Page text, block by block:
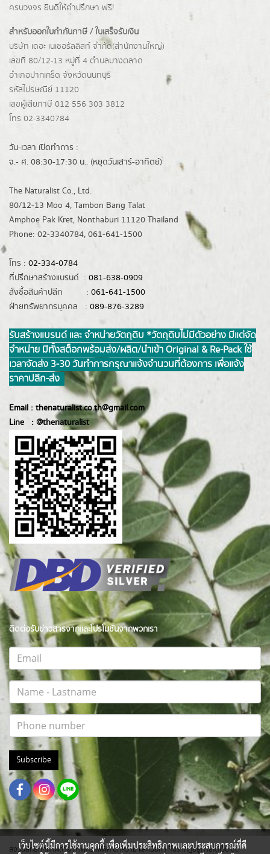
ครบวงจร ยินดีให้คำปรึกษา ฟรี!
สำหรับออกใบกำกับภาษี / ใบเสร็จรับเงิน
บริษัท เดอะ เนเชอรัลลิสท์ จำกัด(ส่านักงานใหญ่)
เลขที่ 80/12-13 หมู่ที่ 4 ตำบลบางตลาด
อำเภอปากเกร็ด จังหวัดนนทบุรี
รหัสไปรษณีย์ 11120
เลขผู้เสียภาษี 012 556 303 3812
โทร 02-3340784
วัน-เวลา เปิดทำการ :
จ.- ศ. 08:30-17:30 น.. (หยุดวันเสาร์-อาทิตย์)
The Naturalist Co., Ltd.
80/12-13 Moo 4, Tambon Bang Talat
Amphoe Pak Kret, Nonthaburi 11120 Thailand
Phone: 02-3340784, 061-641-1500
โทร : 02-334-0784
ที่ปรึกษาสร้างแบรนด์ : 081-638-0909
สั่งซื้อสินค้าปลีก : 061-641-1500
ฝ่ายทรัพยากรบุคคล : 089-876-3289
รับสร้างแบรนด์ และ จำหน่ายวัตถุดิบ *วัตถุดิบไม่มีตัวอย่าง มีแต่จัด
จำหน่าย มีทั้งสต็อกพร้อมส่ง/ผลิต/นำเข้า Original & Re-Pack ใช้
เวลาจัดส่ง 3-30 วันทำการ กรุณาแจ้งจำนวนที่ต้องการ เพื่อแจ้ง
ราคาปลีก-ส่ง
Email : thenaturalist.co.th@gmail.com
Line : @thenaturalist
ติดต่อรับข่าวสารจากและโปรโมชั่นจากพวกเรา
Subscribe
สงวนสิทธิ์ทุกภาพถ่าย ภาพกราฟฟิค บทความ และเนื้อหา ที่ปรากฎอยู่ภายใต้เว็บไซต์
เว็บไซต์นี้มีการใช้งานคุกกี้ เพื่อเพิ่มประสิทธิภาพและประสบการณ์ที่ดี